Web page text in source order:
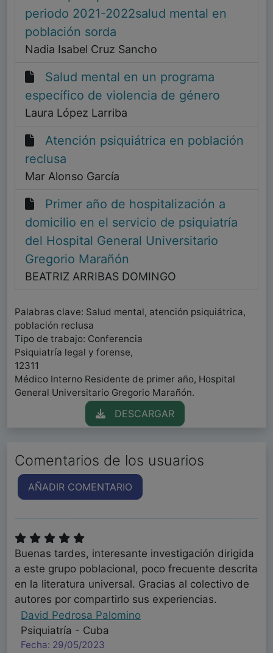
periodo 2021-2022salud mental en
población sorda
Nadia Isabel Cruz Sancho
Salud mental en un programa
específico de violencia de género
Laura López Larriba
Atención psiquiátrica en población
reclusa
Mar Alonso García
Primer año de hospitalización a
domicilio en el servicio de psiquiatría
del Hospital General Universitario
Gregorio Marañón
BEATRIZ ARRIBAS DOMINGO
Palabras clave: Salud mental, atención psiquiátrica,
población reclusa
Tipo de trabajo: Conferencia
Psiquiatría legal y forense,
12311
Médico Interno Residente de primer año, Hospital
General Universitario Gregorio Marañón.
DESCARGAR
Comentarios de los usuarios
AÑADIR COMENTARIO
Buenas tardes, interesante investigación dirigida
a este grupo poblacional, poco frecuente descrita
en la literatura universal. Gracias al colectivo de
autores por compartirlo sus experiencias.
David Pedrosa Palomino
Psiquiatría - Cuba
Fecha: 29/05/2023